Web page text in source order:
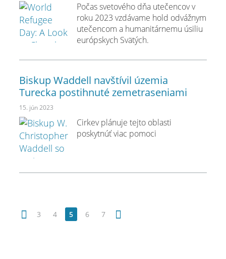
Počas svetového dňa utečencov v
roku 2023 vzdávame hold odvážnym
utečencom a humanitárnemu úsiliu
európskych Svätých.
Biskup Waddell navštívil územia
Turecka postihnuté zemetraseniami
15. jún 2023
Cirkev plánuje tejto oblasti
poskytnúť viac pomoci
3 4 5 6 7